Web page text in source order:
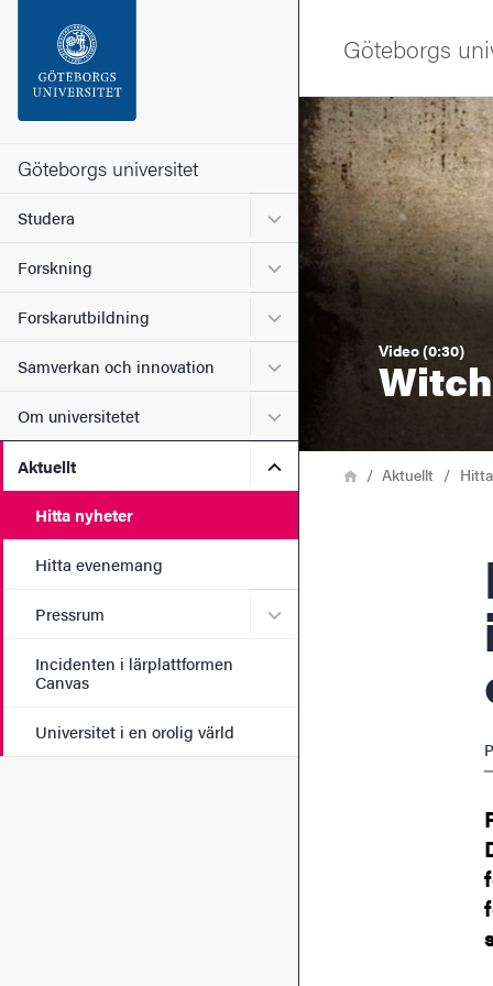
Sidfoten
Om webbplatsen
Göteborgs universitet
Studera Undermeny för Studera
Forskning Undermeny för Forskning
Forskarutbildning Undermeny för
Samverkan och innovation Undermeny för
Om universitetet Undermeny för Om
Aktuellt Undermeny för Aktuellt
Hitta nyheter
Hitta evenemang
Pressrum Undermeny för Pressrum
Incidenten i lärplattformen
Canvas
Universitet i en orolig värld
Göteborgs
Video (0:30)
Bild
LänkstigHemAktuellt